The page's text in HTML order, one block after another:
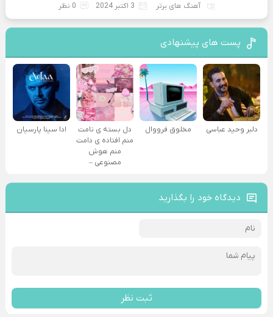
آهنگ های برتر 3 اکتبر 2024 0 نظر
پست های پیشنهادی
دلبر وحید عباسی مخلوق فرووال
دل بسته ی نامت
منم افتاده ی دامت
منم هوش
مصنوعی –
ادا سینا پارسیان
دیدگاه خود را بگذارید
ثبت نظر